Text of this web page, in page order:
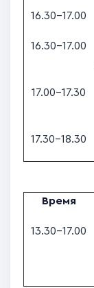
16.30-17.00
16.30-17.00
17.00-17.30
17.30-18.30
Время
13.30-17.00